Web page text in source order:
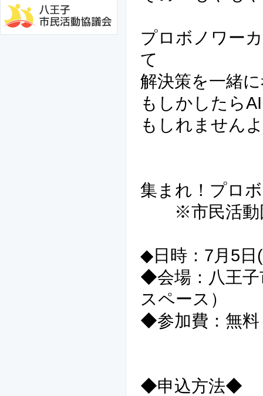
プロボノワー
て
解決策を一緒
もしかしたら
もしれません
集まれ！プロ
※市民活動団
◆日時：7月5日
◆会場：八王
スペース）
◆参加費：無料
◆申込方法◆